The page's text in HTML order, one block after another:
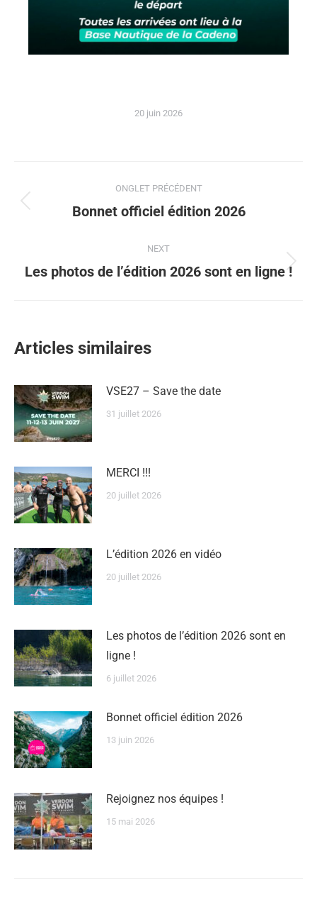
20 juin 2026
ONGLET PRÉCÉDENT
Bonnet officiel édition 2026
NEXT
Les photos de l’édition 2026 sont en ligne !
Articles similaires
VSE27 – Save the date
31 juillet 2026
MERCI !!!
20 juillet 2026
L’édition 2026 en vidéo
20 juillet 2026
Les photos de l’édition 2026 sont en
ligne !
6 juillet 2026
Bonnet officiel édition 2026
13 juin 2026
Rejoignez nos équipes !
15 mai 2026